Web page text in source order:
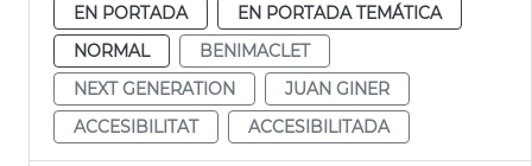
EN PORTADA
EN PORTADA TEMÁTICA
NORMAL
BENIMACLET
NEXT GENERATION
JUAN GINER
ACCESIBILITAT
ACCESIBILITADA